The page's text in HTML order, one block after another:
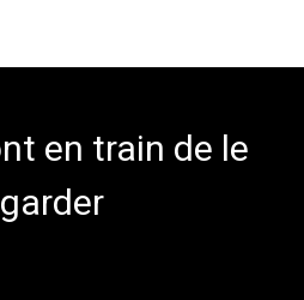
en train de le